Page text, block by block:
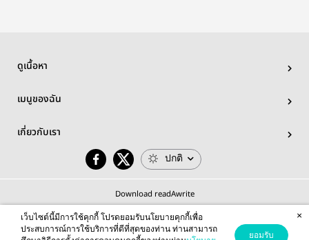
ดูเนื้อหา
เมนูของฉัน
เกี่ยวกับเรา
ปกติ
Download readAwrite
เว็บไซต์นี้มีการใช้คุกกี้ โปรดยอมรับนโยบายคุกกี้เพื่อ
ประสบการณ์การใช้บริการที่ดีที่สุดของท่าน ท่านสามารถ
ยอมรับ
×